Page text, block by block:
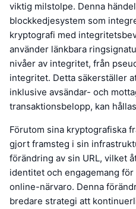
viktig milstolpe. Denna
blockkedjesystem som
kryptografi med
använder länkbara
nivåer av integritet, från
integritet. Detta säkerställer
inklusive avsändar- och
transaktionsbelopp, kan
Förutom sina kryptografiska
gjort framsteg i sin
förändring av sin URL, vilket
identitet och engagemang
online-närvaro. Denna
bredare strategi att